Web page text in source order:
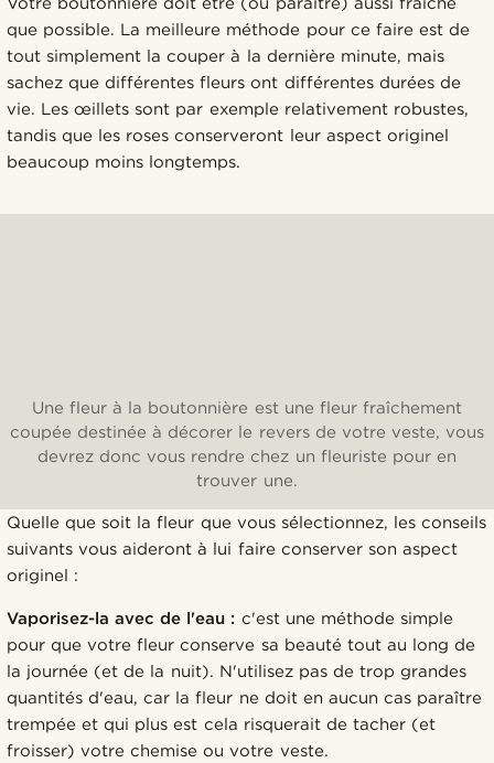
que possible. La meilleure méthode pour ce faire est de
tout simplement la couper à la dernière minute, mais
sachez que différentes fleurs ont différentes durées de
vie. Les œillets sont par exemple relativement robustes,
tandis que les roses conserveront leur aspect originel
beaucoup moins longtemps.
Une fleur à la boutonnière est une fleur fraîchement
coupée destinée à décorer le revers de votre veste, vous
devrez donc vous rendre chez un fleuriste pour en
trouver une.
Quelle que soit la fleur que vous sélectionnez, les conseils
suivants vous aideront à lui faire conserver son aspect
originel :
Vaporisez-la avec de l'eau : c'est une méthode simple
pour que votre fleur conserve sa beauté tout au long de
la journée (et de la nuit). N'utilisez pas de trop grandes
quantités d'eau, car la fleur ne doit en aucun cas paraître
trempée et qui plus est cela risquerait de tacher (et
froisser) votre chemise ou votre veste.